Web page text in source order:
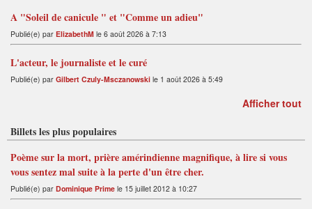
A "Soleil de canicule " et "Comme un adieu"
Publié(e) par ElizabethM le 6 août 2026 à 7:13
L'acteur, le journaliste et le curé
Publié(e) par Gilbert Czuly-Msczanowski le 1 août 2026 à 5:49
Afficher tout
Billets les plus populaires
Poème sur la mort, prière amérindienne magnifique, à lire si vous
vous sentez mal suite à la perte d'un être cher.
Publié(e) par Dominique Prime le 15 juillet 2012 à 10:27